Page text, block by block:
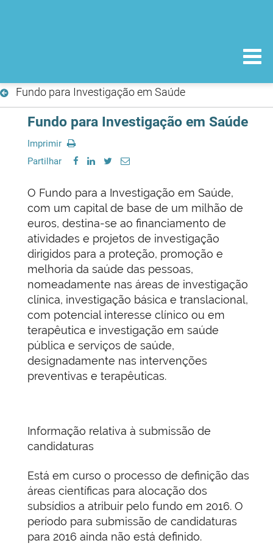
Fundo para Investigação em Saúde
Fundo para Investigação em Saúde
Imprimir
Partilhar
O Fundo para a Investigação em Saúde,
com um capital de base de um milhão de
euros, destina-se ao financiamento de
atividades e projetos de investigação
dirigidos para a proteção, promoção e
melhoria da saúde das pessoas,
nomeadamente nas áreas de investigação
clínica, investigação básica e translacional,
com potencial interesse clínico ou em
terapêutica e investigação em saúde
pública e serviços de saúde,
designadamente nas intervenções
preventivas e terapêuticas.
Informação relativa à submissão de
candidaturas
Está em curso o processo de definição das
áreas científicas para alocação dos
subsídios a atribuir pelo fundo em 2016. O
período para submissão de candidaturas
para 2016 ainda não está definido.